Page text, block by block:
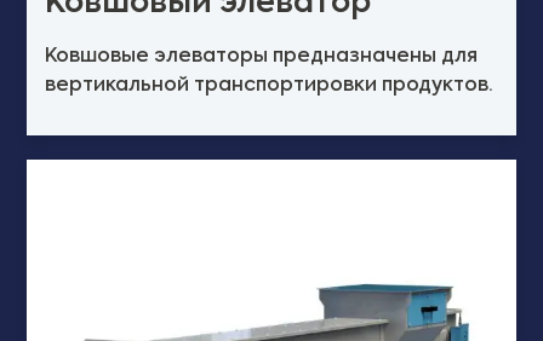
Ковшовые элеваторы предназначены для
вертикальной транспортировки продуктов.